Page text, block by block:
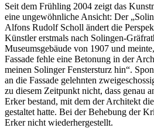
Seit dem Frühling 2004 zeigt das
eine ungewöhnliche Ansicht: Der
Alfons Rudolf Scholl ändert die
Künstler erstmals nach Solingen-
Museumsgebäude von 1907 und
Fassade fehle eine Betonung in der
meinen Solinger Fenstersturz hin“.
an die Fassade gelehnten
zu diesem Zeitpunkt nicht, dass genau
Erker bestand, mit dem der Architekt
gestaltet hatte. Bei der Behebung der
Erker nicht wiederhergestellt.